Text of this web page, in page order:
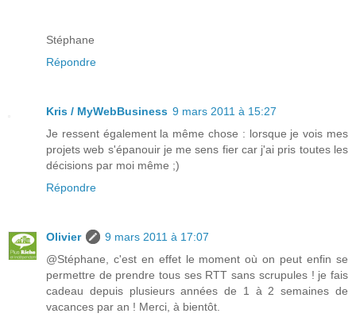
Stéphane
Répondre
Kris / MyWebBusiness 9 mars 2011 à 15:27
Je ressent également la même chose : lorsque je vois mes
projets web s'épanouir je me sens fier car j'ai pris toutes les
décisions par moi même ;)
Répondre
Olivier
9 mars 2011 à 17:07
@Stéphane, c'est en effet le moment où on peut enfin se
permettre de prendre tous ses RTT sans scrupules ! je fais
cadeau depuis plusieurs années de 1 à 2 semaines de
vacances par an ! Merci, à bientôt.